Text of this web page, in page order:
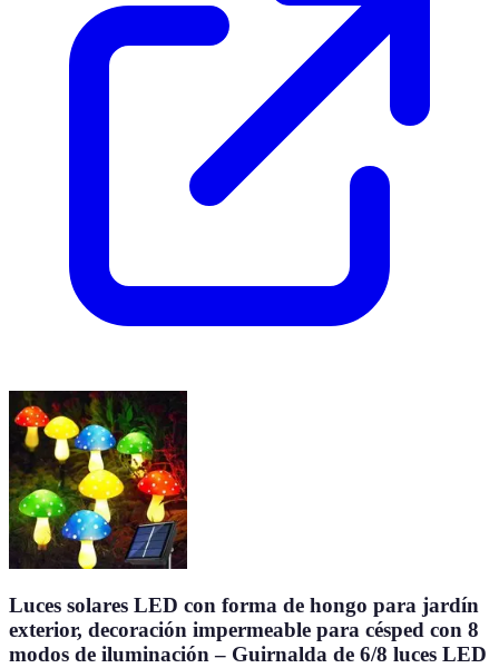
Luces solares LED con forma de hongo para jardín
exterior, decoración impermeable para césped con 8
modos de iluminación – Guirnalda de 6/8 luces LED